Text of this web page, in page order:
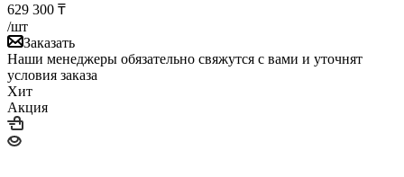
629 300 ₸
/шт
Заказать
Наши менеджеры обязательно свяжутся с вами и уточнят
условия заказа
Хит
Акция